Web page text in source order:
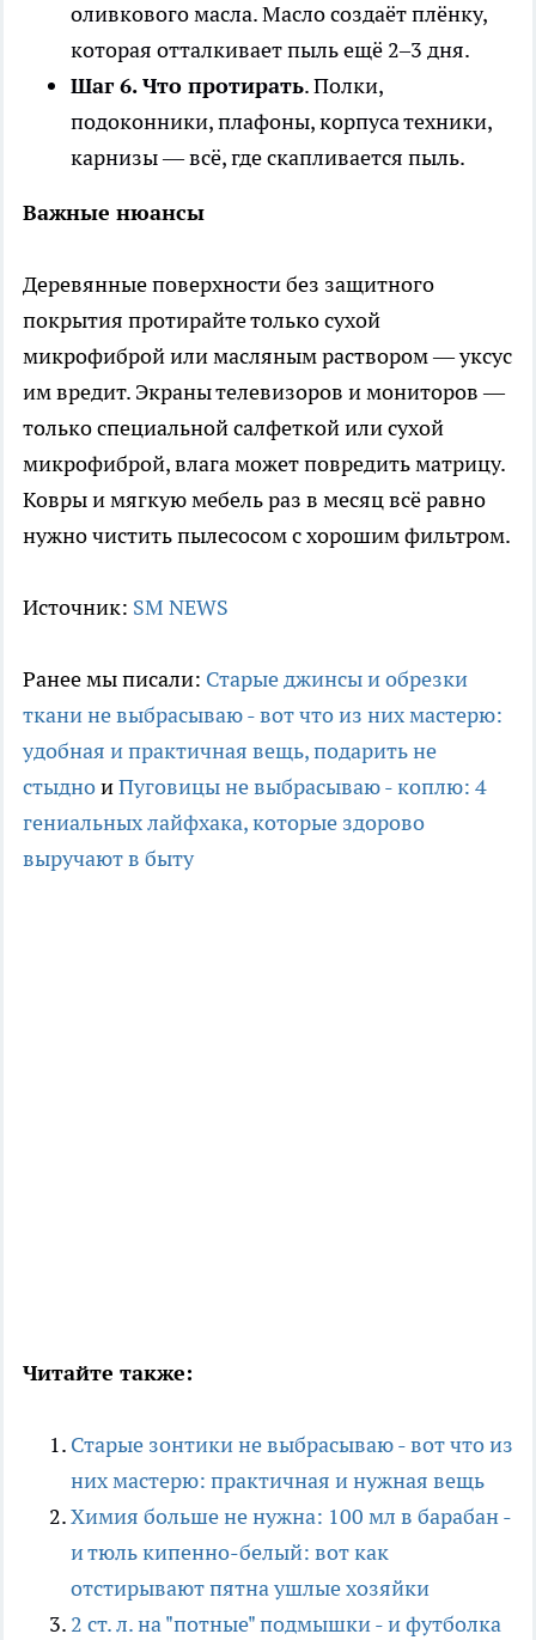
оливкового масла. Масло создаёт плёнку,
которая отталкивает пыль ещё 2–3 дня.
Шаг 6. Что протирать. Полки,
подоконники, плафоны, корпуса техники,
карнизы — всё, где скапливается пыль.
Важные нюансы
Деревянные поверхности без защитного
покрытия протирайте только сухой
микрофиброй или масляным раствором — уксус
им вредит. Экраны телевизоров и мониторов —
только специальной салфеткой или сухой
микрофиброй, влага может повредить матрицу.
Ковры и мягкую мебель раз в месяц всё равно
нужно чистить пылесосом с хорошим фильтром.
Источник: SM NEWS
Ранее мы писали: Старые джинсы и обрезки
ткани не выбрасываю - вот что из них мастерю:
удобная и практичная вещь, подарить не
стыдноиПуговицы не выбрасываю - коплю: 4
гениальных лайфхака, которые здорово
выручают в быту
Читайте также:
Старые зонтики не выбрасываю - вот что из
них мастерю: практичная и нужная вещь
Химия больше не нужна: 100 мл в барабан -
и тюль кипенно-белый: вот как
отстирывают пятна ушлые хозяйки
2 ст. л. на "потные" подмышки - и футболка